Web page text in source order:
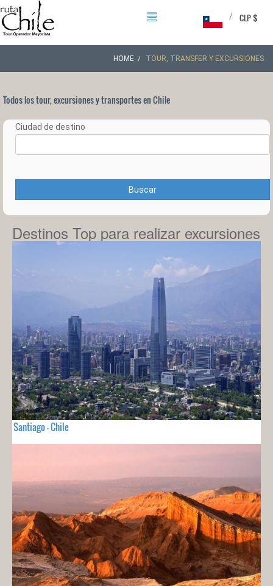
CLP $
/
HOME TOUR, TRANSFER Y EXCURSIONES
Todos los tour, excursiones y transportes en Chile
Ciudad de destino
Buscar
Destinos Top para realizar excursiones
Santiago - Chile